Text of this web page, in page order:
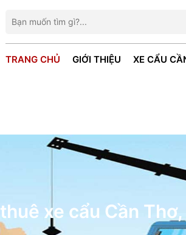
TRANG CHỦ GIỚI THIỆU XE CẨU
xe cẩu Cần